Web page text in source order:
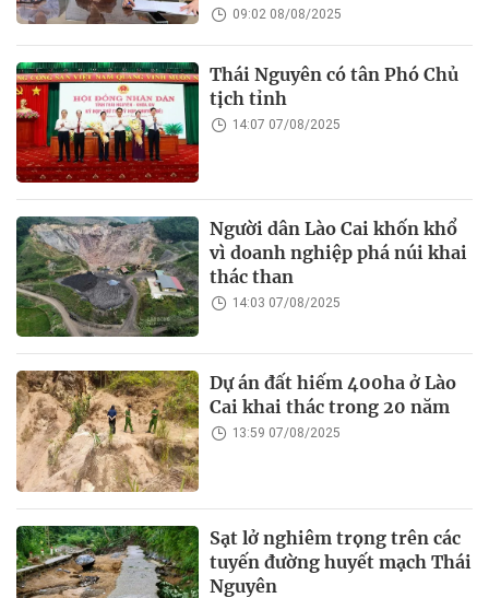
09:02 08/08/2025
Thái Nguyên có tân Phó Chủ
tịch tỉnh
14:07 07/08/2025
Người dân Lào Cai khốn khổ
vì doanh nghiệp phá núi khai
thác than
14:03 07/08/2025
Dự án đất hiếm 400ha ở Lào
Cai khai thác trong 20 năm
13:59 07/08/2025
Sạt lở nghiêm trọng trên các
tuyến đường huyết mạch Thái
Nguyên